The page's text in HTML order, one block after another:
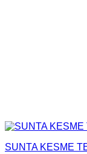
SUNTA KESME